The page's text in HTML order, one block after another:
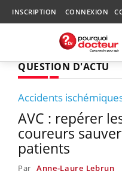
INSCRIPTION CONNEXION
QUESTION D'ACTU
Accidents
AVC : repérer
coureurs
patients
Par Anne-Laure Lebrun